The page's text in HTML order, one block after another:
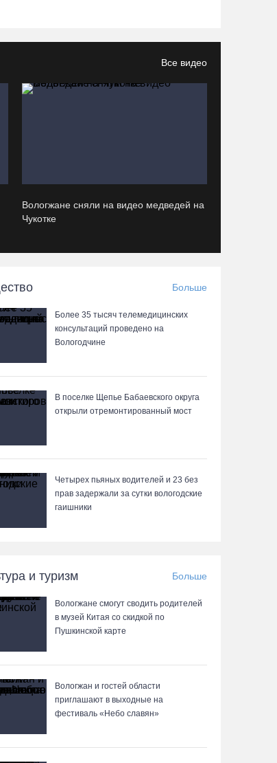
Вологды появилось необычное кафе в
остановят на три дня
/ 11:22
/ 11:19
году аппараты МРТ появятся в двух
медучреждениях
6 тысяч программ для детей
кружки и секции на Вологодчине
иномарка сбила 12-летнего
/ 10:24
60 тысяч вологжан научились защищать
мужчина погиб в подожженном в
области магазине
/ 09:25
Все видео
Вологжане сняли на видео медведей на
Чукотке
Больше
Более 35 тысяч телемедицинских
консультаций проведено на
Вологодчине
В поселке Щепье Бабаевского округа
открыли отремонтированный мост
Четырех пьяных водителей и 23 без
прав задержали за сутки вологодские
гаишники
и туризм Больше
Вологжане смогут сводить родителей
в музей Китая со скидкой по
Пушкинской карте
Вологжан и гостей области
приглашают в выходные на
фестиваль «Небо славян»